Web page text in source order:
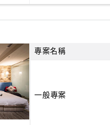
專案名稱
一般專案